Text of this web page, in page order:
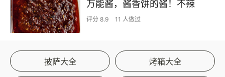
万能酱，酱香饼的酱！不辣
评分 8.9 11 人做过
披萨大全 烤箱大全